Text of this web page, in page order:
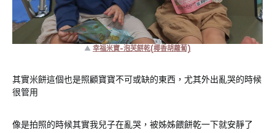
▲ 幸福米寶-泡芙餅乾(椰香胡蘿蔔)
其實米餅這個也是照顧寶寶不可或缺的東西，尤其外出亂哭的時候
很管用
像是拍照的時候其實我兒子在亂哭，被姊姊餵餅乾一下就安靜了